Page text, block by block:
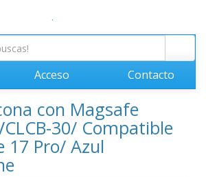
.
Acceso Contacto
con Magsafe
30/ Compatible
17 Pro/ Azul